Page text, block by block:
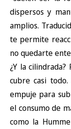
dispersos y
amplios.
te permite
no quedarte
¿Y la
cubre casi
empuje para
el consumo de
como la